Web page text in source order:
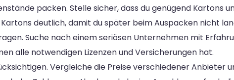
packen. Stelle sicher, dass du genügend Kartons
deutlich, damit du später beim Auspacken nicht
Suche nach einem seriösen Unternehmen mit
alle notwendigen Lizenzen und Versicherungen hat.
Vergleiche die Preise verschiedener Anbieter